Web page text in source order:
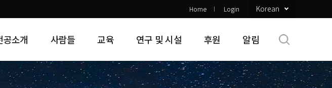
Home Login Korean
공소개 사람들 교육 연구 및 시설 후원 알림